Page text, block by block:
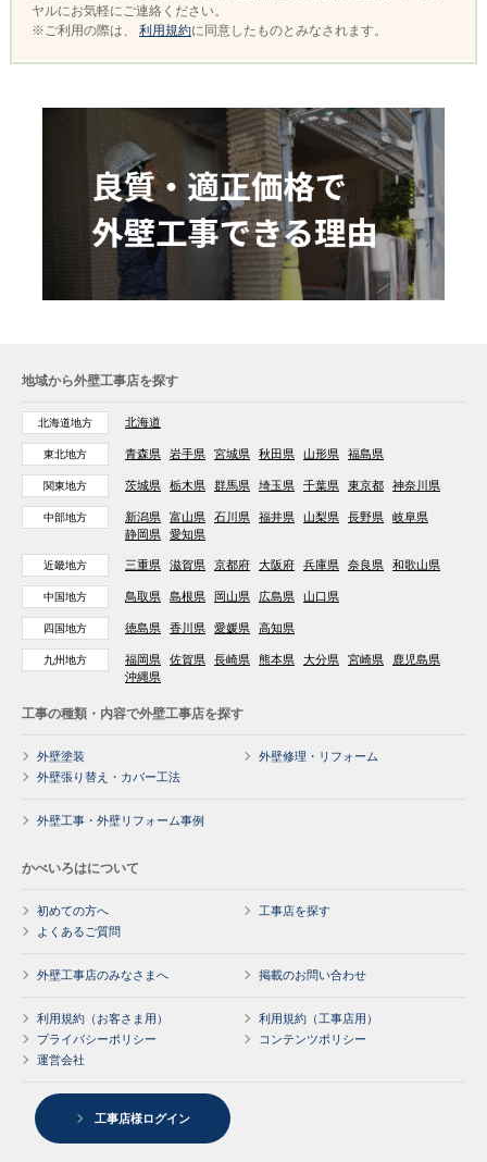
ヤルにお気軽にご連絡ください。
※ご利用の際は、 利用規約に同意したものとみなされます。
地域から外壁工事店を探す
北海道地方 北海道
東北地方 青森県 岩手県 宮城県 秋田県 山形県 福島県
関東地方 茨城県 栃木県 群馬県 埼玉県 千葉県 東京都 神奈川県
中部地方 新潟県 富山県 石川県 福井県 山梨県 長野県
岐阜県
静岡県
愛知県
近畿地方 三重県 滋賀県 京都府 大阪府 兵庫県 奈良県 和歌山県
中国地方 鳥取県 島根県 岡山県 広島県 山口県
四国地方 徳島県 香川県 愛媛県 高知県
九州地方 福岡県 佐賀県 長崎県 熊本県 大分県 宮崎県
鹿児島県
沖縄県
工事の種類・内容で外壁工事店を探す
外壁塗装
外壁修理・リフォーム
外壁張り替え・カバー工法
外壁工事・外壁リフォーム事例
かべいろはについて
初めての方へ
工事店を探す
よくあるご質問
外壁工事店のみなさまへ 掲載のお問い合わせ
利用規約（お客さま用）
利用規約（工事店用）
プライバシーポリシー
コンテンツポリシー
運営会社
工事店様ログイン